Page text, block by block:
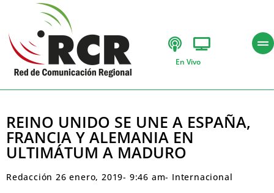
En Vivo
REINO UNIDO SE UNE A ESPAÑA,
FRANCIA Y ALEMANIA EN
ULTIMÁTUM A MADURO
Redacción 26 enero, 2019- 9:46 am- Internacional